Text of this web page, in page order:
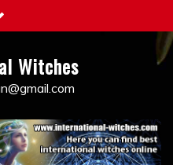
Witches